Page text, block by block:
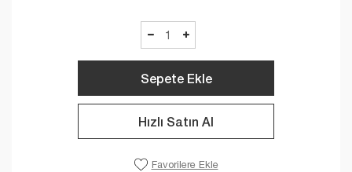
Sepete Ekle
Hızlı Satın Al
Favorilere Ekle